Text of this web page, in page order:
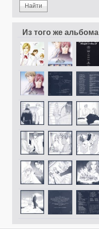
Из того же альбома